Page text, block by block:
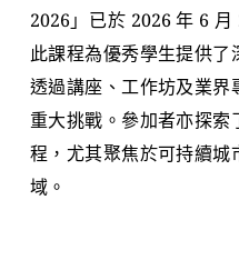
2026」已於 2026 年 6
此課程為優秀學生提供
透過講座、工作坊及業
重大挑戰。參加者亦探
程，尤其聚焦於可持續
域。